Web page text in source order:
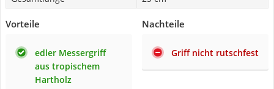
Vorteile
edler Messergriff
aus tropischem
Hartholz
Nachteile
Griff nicht rutschfest